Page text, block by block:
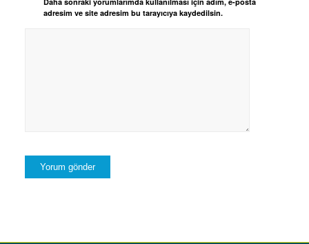
adresim ve site adresim bu tarayıcıya kaydedilsin.